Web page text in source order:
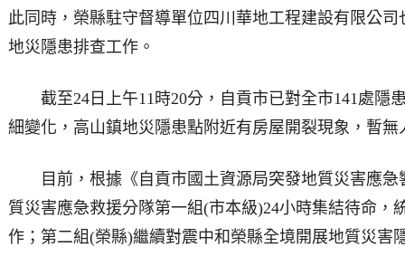
此同時，榮縣駐守督導單位四川華地工程建設有限公
地災隱患排查工作。
截至24日上午11時20分，自貢市已對全市141處隱
細變化，高山鎮地災隱患點附近有房屋開裂現象，暫無
目前，根據《自貢市國土資源局突發地質災害應
質災害應急救援分隊第一組(市本級)24小時集結待命，
作；第二組(榮縣)繼續對震中和榮縣全境開展地質災害